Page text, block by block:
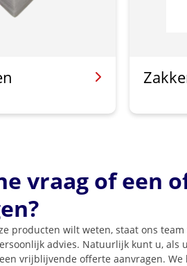
vraag of een
producten wilt weten, staat ons
advies. Natuurlijk kunt u, als
vrijblijvende offerte aanvragen. We